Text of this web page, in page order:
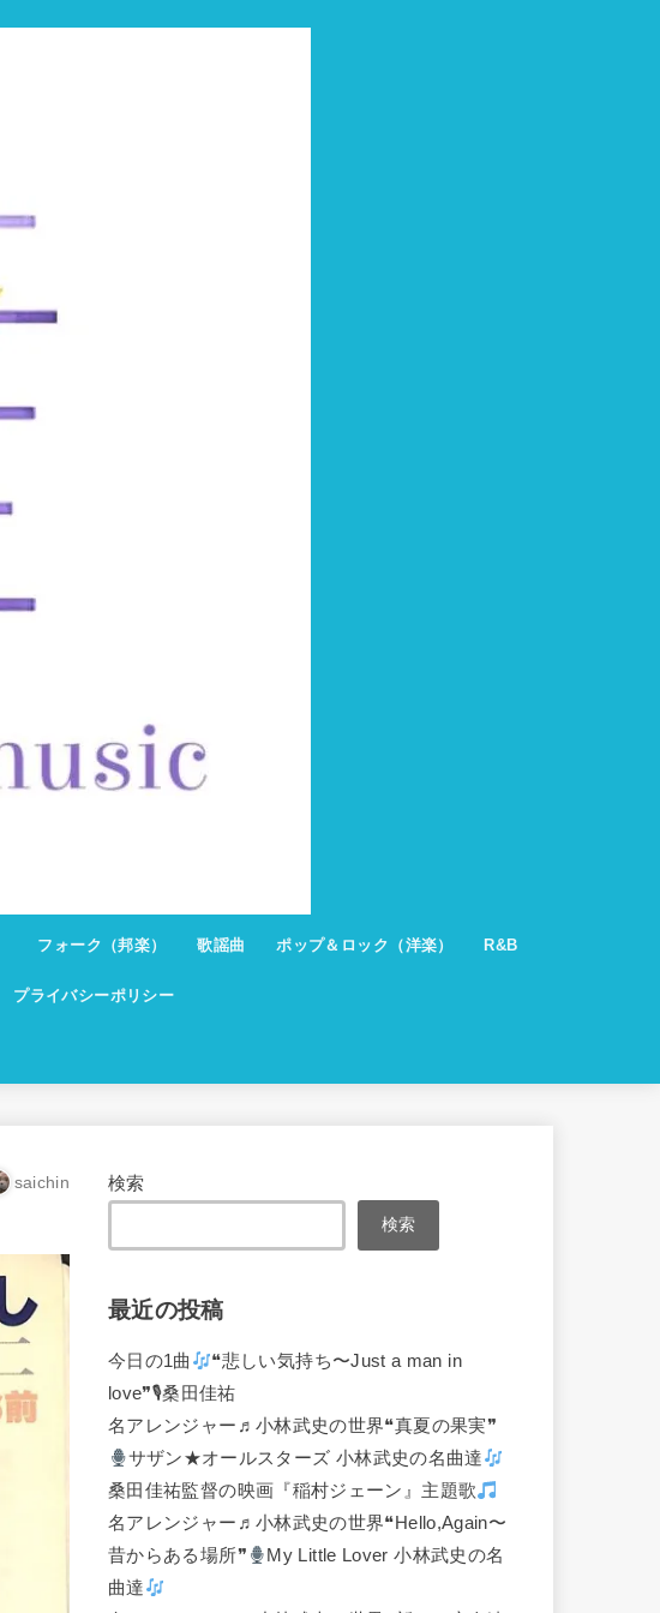
フォーク（邦楽） 歌謡曲 ポップ＆ロック（洋楽） R&B
プライバシーポリシー
saichin 検索
検索
最近の投稿
今日の1曲
❝悲しい気持ち〜Just a man in
love❞🎙桑田佳祐
名アレンジャー♬ 小林武史の世界❝真夏の果実❞
サザン★オールスターズ 小林武史の名曲達
桑田佳祐監督の映画『稲村ジェーン』主題歌
名アレンジャー♬ 小林武史の世界❝Hello,Again〜
昔からある場所❞
My Little Lover 小林武史の名
曲達